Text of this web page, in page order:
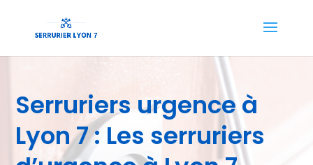
Serruriers urgence à
Lyon 7 : Les serruriers